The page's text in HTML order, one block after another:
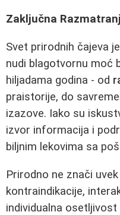
Zaključna
Svet prirodnih čajeva
nudi blagotvornu moć
hiljadama godina - od
praistorije, do
izazove. Iako su
izvor informacija i
biljnim lekovima sa
Prirodno ne znači
kontraindikacije,
individualna